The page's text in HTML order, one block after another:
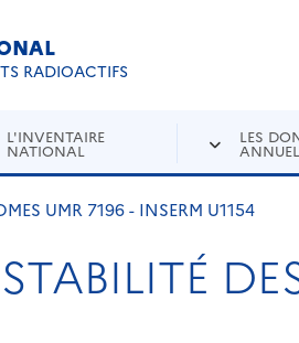
RADIOACTIFS
L'INVENTAIRE
NATIONAL
LES
UMR 7196 - INSERM U1154